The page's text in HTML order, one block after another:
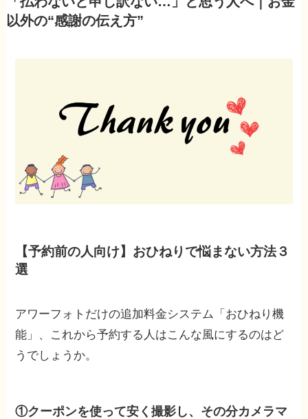
以外の“感謝の伝え方”
【予約前の人向け】おひねりで悩まない方法３
選
アワーフォトだけの追加料金システム「おひねり機
能」、これから予約する人はこんな風にするのはど
うでしょうか。
①クーポンを使って安く撮影し、その分カメラマ